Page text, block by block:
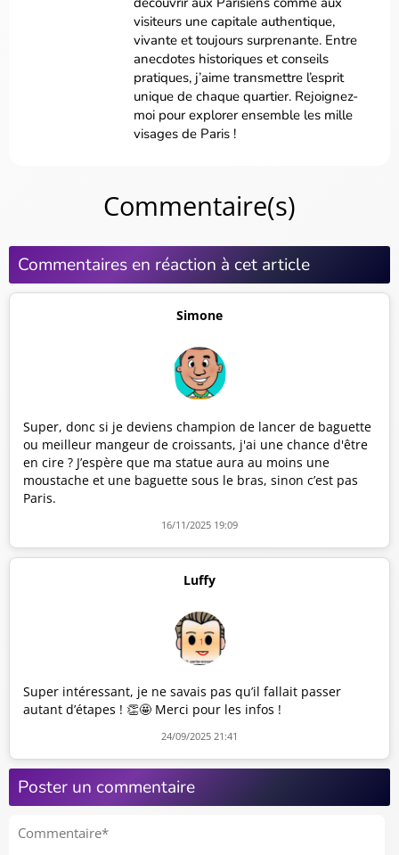
visiteurs une capitale authentique,
vivante et toujours surprenante. Entre
anecdotes historiques et conseils
pratiques, j’aime transmettre l’esprit
unique de chaque quartier. Rejoignez-
moi pour explorer ensemble les mille
visages de Paris !
Commentaire(s)
Commentaires en réaction à cet article
Simone
Super, donc si je deviens champion de lancer de baguette
ou meilleur mangeur de croissants, j'ai une chance d'être
en cire ? J’espère que ma statue aura au moins une
moustache et une baguette sous le bras, sinon c’est pas
Paris.
16/11/2025 19:09
Luffy
Super intéressant, je ne savais pas qu’il fallait passer
autant d’étapes ! 👏🤩 Merci pour les infos !
24/09/2025 21:41
Poster un commentaire